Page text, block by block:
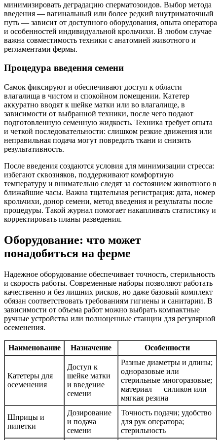
минимизировать деградацию сперматозоидов. Выбор метода
введения — вагинальный или более редкий внутриматочный
путь — зависит от доступного оборудования, опыта оператора
и особенностей индивидуальной крольчихи. В любом случае
важна совместимость техники с анатомией животного и
регламентами фермы.
Процедура введения семени
Самок фиксируют и обеспечивают доступ к области
влагалища в чистом и спокойном помещении. Катетер
аккуратно вводят к шейке матки или во влагалище, в
зависимости от выбранной техники, после чего подают
подготовленную семенную жидкость. Техника требует опыта
и четкой последовательности: слишком резкие движения или
неправильная подача могут повредить ткани и снизить
результативность.
После введения создаются условия для минимизации стресса:
избегают сквозняков, поддерживают комфортную
температуру и внимательно следят за состоянием животного в
ближайшие часы. Важна тщательная регистрация: дата, номер
крольчихи, донор семени, метод введения и результаты после
процедуры. Такой журнал помогает накапливать статистику и
корректировать планы разведения.
Оборудование: что может
понадобиться на ферме
Надежное оборудование обеспечивает точность, стерильность
и скорость работы. Современные наборы позволяют работать
качественно и без лишних рисков, но даже базовый комплект
обязан соответствовать требованиям гигиены и санитарии. В
зависимости от объема работ можно выбрать компактные
ручные устройства или полноценные станции для регулярной
осеменения.
Наименование Назначение Особенности
Катетеры для
осеменения
Доступ к
шейке матки
и введение
семени
Разные диаметры и длины;
одноразовые или
стерильные многоразовые;
материал — силикон или
мягкая резина
Шприцы и
пипетки
Дозирование
и подача
семени
Точность подачи; удобство
для рук оператора;
стерильность